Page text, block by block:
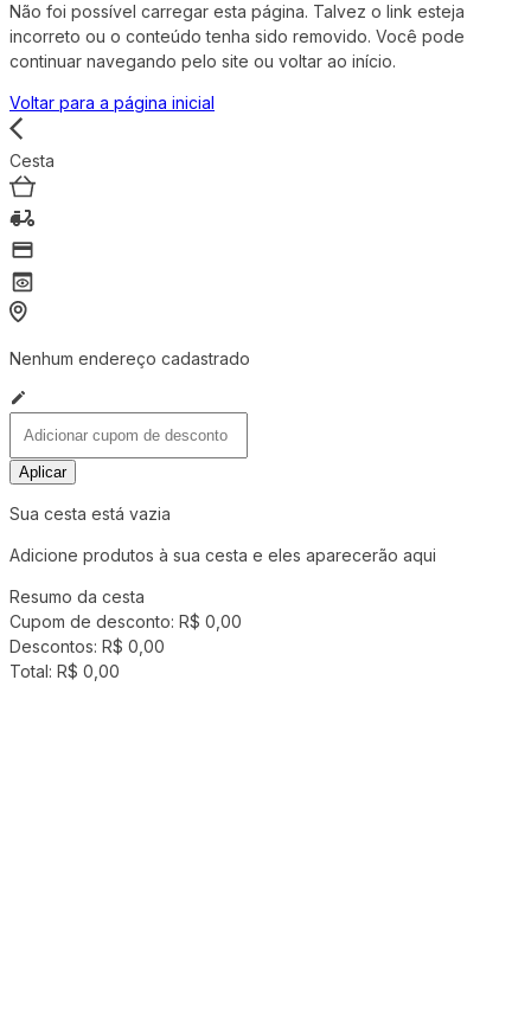
Não foi possível carregar esta página. Talvez o link esteja
incorreto ou o conteúdo tenha sido removido. Você pode
continuar navegando pelo site ou voltar ao início.
Voltar para a página inicial
Cesta
Nenhum endereço cadastrado
Aplicar
Sua cesta está vazia
Adicione produtos à sua cesta e eles aparecerão aqui
Resumo da cesta
Cupom de desconto: R$ 0,00
Descontos: R$ 0,00
Total: R$ 0,00